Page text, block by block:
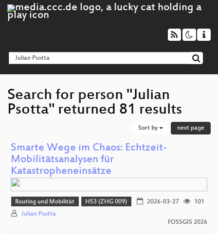
Search for person "Julian
Psotta" returned 81 results
Sort by next page
Smarte Wege im Chaos: Echtzeit-
Mobilitätsanalysen für
Katastropheneinsätze
Routing und Mobilität HS3 (ZHG 009) 2026-03-27
101
Julian Psotta
FOSSGIS 2026